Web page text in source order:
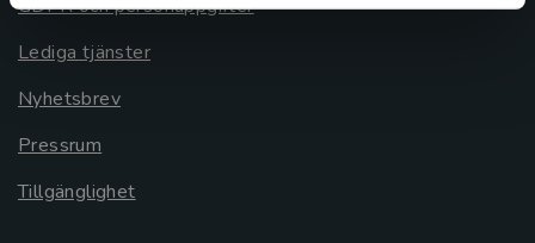
GDPR och personuppgifter
Lediga tjänster
Nyhetsbrev
Pressrum
Tillgänglighet